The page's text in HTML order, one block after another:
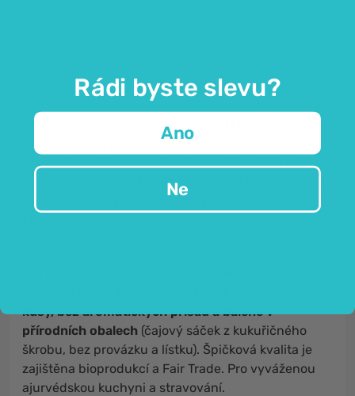
rostliny Gotu Kola.
(Centella asiatica)
je stálezelená, při zemi rostoucí rostlina, která
dorůstá do výšky pouhých 8 cm. V ajurvédě a čínské
medicíně je velice oblíbená, používají se především
její listy. Daří se jí v Číně, Indii, Indonésii a na Srí
kusy, bez aromatických přísad a balené v
přírodních obalech (čajový sáček z kukuřičného
škrobu, bez provázku a lístku). Špičková kvalita je
zajištěna bioprodukcí a Fair Trade. Pro vyváženou
ajurvédskou kuchyni a stravování.
Rádi byste slevu?
Ano
Ne